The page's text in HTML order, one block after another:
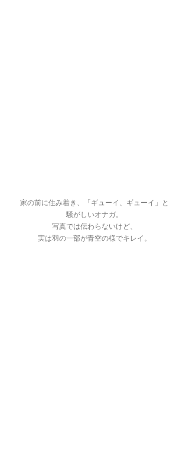
家の前に住み着き、「ギューイ、ギューイ」と
騒がしいオナガ。
写真では伝わらないけど、
実は羽の一部が青空の様でキレイ。